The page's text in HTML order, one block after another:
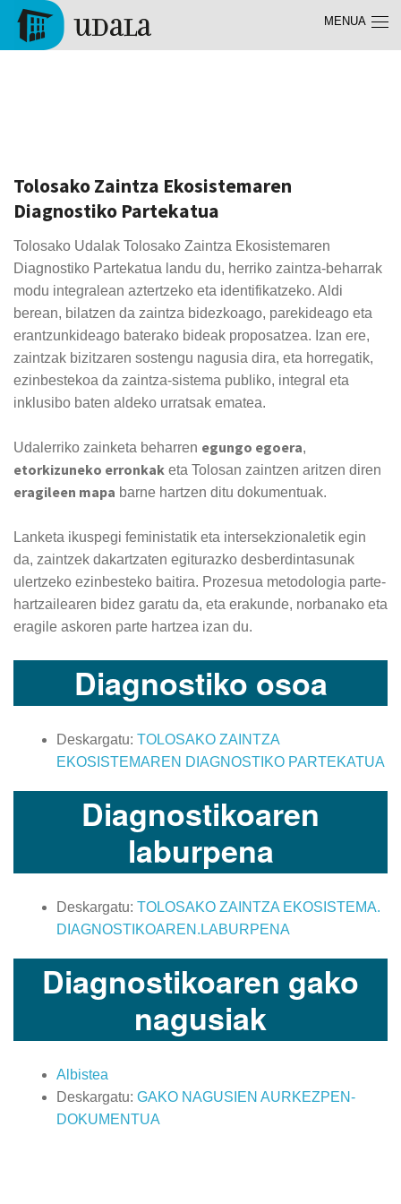
Skip to main content
Tolosako Zaintza Ekosistemaren
Diagnostiko Partekatua
Tolosako Udalak Tolosako Zaintza Ekosistemaren
Diagnostiko Partekatua landu du, herriko zaintza-beharrak
modu integralean aztertzeko eta identifikatzeko. Aldi
berean, bilatzen da zaintza bidezkoago, parekideago eta
erantzunkideago baterako bideak proposatzea. Izan ere,
zaintzak bizitzaren sostengu nagusia dira, eta horregatik,
ezinbestekoa da zaintza-sistema publiko, integral eta
inklusibo baten aldeko urratsak ematea.
Udalerriko zainketa beharren egungo egoera,
etorkizuneko erronkak eta Tolosan zaintzen aritzen diren
eragileen mapa barne hartzen ditu dokumentuak.
Lanketa ikuspegi feministatik eta intersekzionaletik egin
da, zaintzek dakartzaten egiturazko desberdintasunak
ulertzeko ezinbesteko baitira. Prozesua metodologia parte-
hartzailearen bidez garatu da, eta erakunde, norbanako eta
eragile askoren parte hartzea izan du.
Diagnostiko osoa
Deskargatu: TOLOSAKO ZAINTZA
EKOSISTEMAREN DIAGNOSTIKO PARTEKATUA
Diagnostikoaren
laburpena
Deskargatu: TOLOSAKO ZAINTZA EKOSISTEMA.
DIAGNOSTIKOAREN.LABURPENA
Diagnostikoaren gako
nagusiak
Albistea
Deskargatu: GAKO NAGUSIEN AURKEZPEN-
DOKUMENTUA
MENUA